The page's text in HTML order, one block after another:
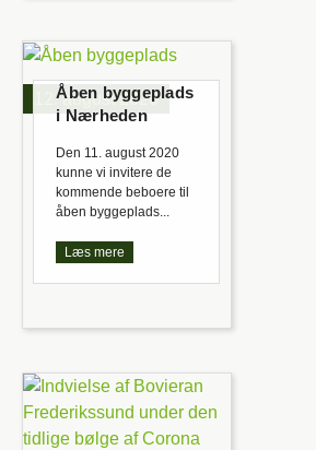
12. august 2020
Åben byggeplads
i Nærheden
Den 11. august 2020
kunne vi invitere de
kommende beboere til
åben byggeplads...
Læs mere